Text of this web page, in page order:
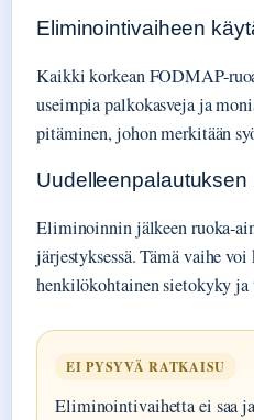
Eliminointivaiheen
Kaikki korkean FODMAP-
useimpia palkokasveja ja
pitäminen, johon merkitään
Uudelleenpalautuksen
Eliminoinnin jälkeen ruoka-
järjestyksessä. Tämä vaihe
henkilökohtainen sietokyky ja
EI PYSYVÄ RATKAISU
Eliminointivaihetta ei saa